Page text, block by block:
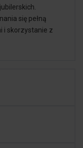
się pełną
i skorzystanie z